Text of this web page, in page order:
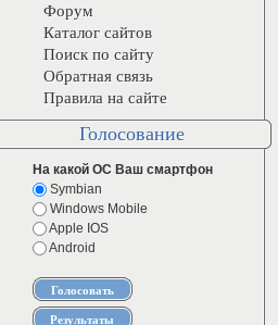
Форум
Каталог сайтов
Поиск по сайту
Обратная связь
Правила на сайте
Голосование
На какой ОС Ваш смартфон
Symbian
Windows Mobile
Apple IOS
Android